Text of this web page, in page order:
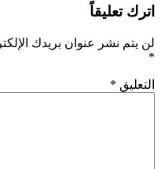
اترك تعليقاً
لن يتم نشر عنوان بريدك
*
التعليق *